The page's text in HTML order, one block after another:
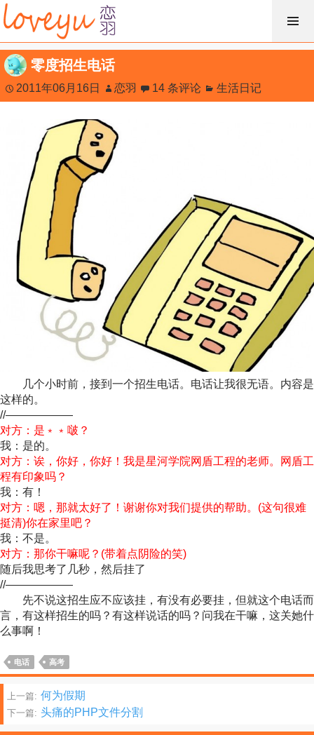
跳
过
内
容
零度招生电话
2011年06月16日 恋羽 14 条评论 生活日记
几个小时前，接到一个招生电话。电话让我很无语。内容是
这样的。
//——————
对方：是﹡﹡啵？
我：是的。
对方：诶，你好，你好！我是星河学院网盾工程的老师。网盾工
程有印象吗？
我：有！
对方：嗯，那就太好了！谢谢你对我们提供的帮助。(这句很难
挺清)你在家里吧？
我：不是。
对方：那你干嘛呢？(带着点阴险的笑)
随后我思考了几秒，然后挂了
//——————
先不说这招生应不应该挂，有没有必要挂，但就这个电话而
言，有这样招生的吗？有这样说话的吗？问我在干嘛，这关她什
么事啊！
电话 高考
文
章
上一篇: 何为假期
下一篇: 头痛的PHP文件分割